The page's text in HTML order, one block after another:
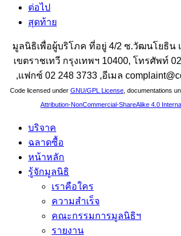
ต่อไป
สุดท้าย
มูลนิธิเพื่อผู้บริโภค ที่อยู่ 4/2 ซ.วัฒนโยธิน
เขตราชเทวี กรุงเทพฯ 10400, โทรศัพท์
,แฟกซ์ 02 248 3733 ,อีเมล
Code licensed under GNU/GPL License , documentations
Attribution-NonCommercial-ShareAlike 4.0
บริจาค
ฉลาดซื้อ
หน้าหลัก
รู้จักมูลนิธิ
เราคือใคร
ความสำเร็จ
คณะกรรมการมูลนิธิฯ
รายงาน